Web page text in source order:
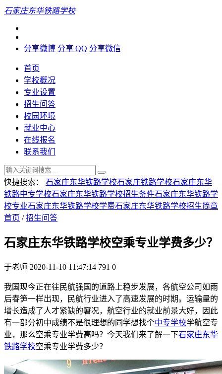
石家庄东华铁路学校
分享微博 分享 QQ 分享微信
首页
学校概况
专业设置
招生问答
校园环境
就业中心
在线报名
联系我们
快捷搜索： 石家庄东华铁路学校石家庄铁路学校石家庄东华
铁路中专学校石家庄东华铁路学校招生条件石家庄东华铁路学
校专业石家庄东华铁路学校学费石家庄东华铁路学校招生简章
首页 /招生问答
石家庄东华铁路学校空乘专业学费多少？
于老师 2020-11-10 11:47:14 791 0
我国现今正在往民航强国的道路上稳步发展，各航空公司如雨
后春笋一样出现，民航行业进入了高速发展的时期。运输量的
增长造成了人才紧缺的窘况，航空行业的就业前景大好，因此
有一部分初中成绩不是很理想的同学想找个中专学校学航空专
业，那么空乘专业学费高吗？今天我们来了解一下石家庄东华
铁路学校空乘专业学费多少？